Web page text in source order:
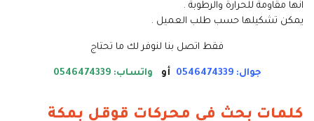
انها مقاومة للحرارة والرطوبة .
يمكن تشكيلها حسب طلب العميل .
فقط اتصل بنا لنوفر لك ما تحتاج
جوال: 0546474339 أو واتساب: 0546474339
كلمات بحث في محركات قوقل بمكة